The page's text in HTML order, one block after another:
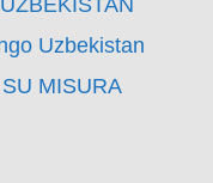
Uzbekistan
MISURA